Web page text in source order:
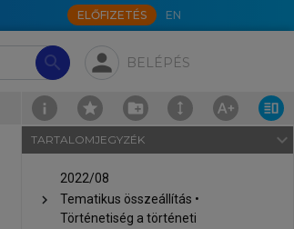
ELŐFIZETÉS EN
search person BELÉPÉS
TARTALOMJEGYZÉK navigate_next
2022/08
chevron_right
Tematikus összeállítás •
Történetiség a történeti